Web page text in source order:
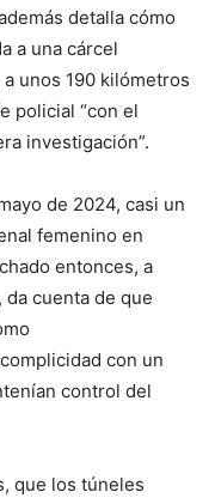
detalla cómo
a una cárcel
unos 190 kilómetros
policial “con el
investigación”.
de 2024, casi un
femenino en
entonces, a
da cuenta de que
con un
control del
que los túneles